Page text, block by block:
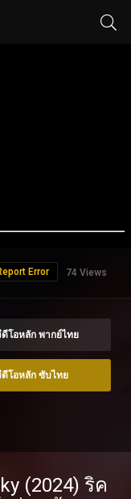
74 Views
Error
ดีโอหลัก พากย์ไทย
ดีโอหลัก ซับไทย
(2024) ริค